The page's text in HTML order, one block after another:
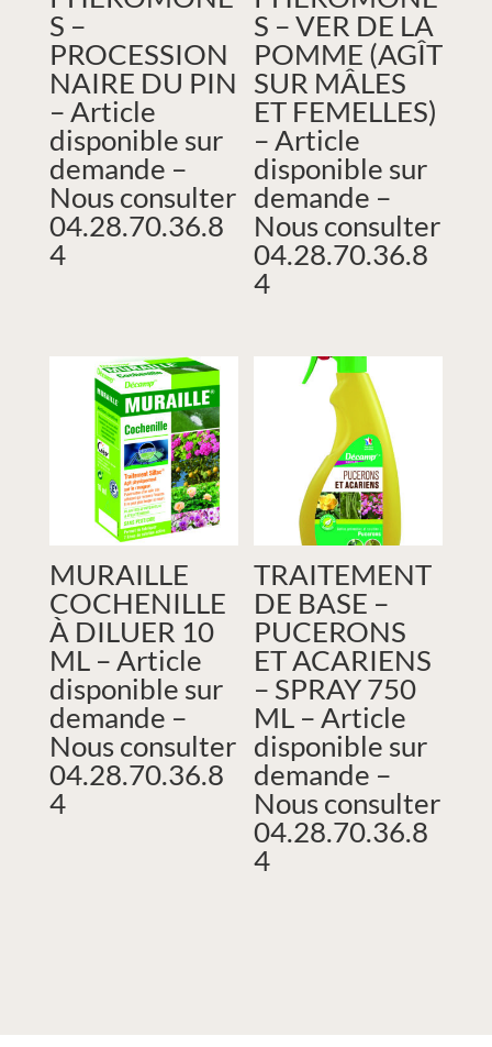
S –
PROCESSION
NAIRE DU PIN
– Article
disponible sur
demande –
Nous consulter
04.28.70.36.8
4
S – VER DE LA
POMME (AGÎT
SUR MÂLES
ET FEMELLES)
– Article
disponible sur
demande –
Nous consulter
04.28.70.36.8
4
MURAILLE
COCHENILLE
À DILUER 10
ML – Article
disponible sur
demande –
Nous consulter
04.28.70.36.8
4
TRAITEMENT
DE BASE –
PUCERONS
ET ACARIENS
– SPRAY 750
ML – Article
disponible sur
demande –
Nous consulter
04.28.70.36.8
4